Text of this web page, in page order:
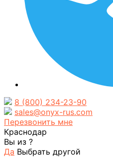
8 (800) 234-23-90
sales@onyx-rus.com
Перезвонить мне
Краснодар
Вы из ?
Да Выбрать другой